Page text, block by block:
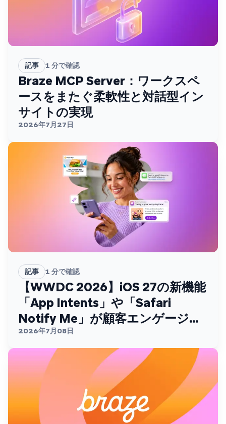
記事 1 分で確認
Braze MCP Server：ワークスペ
ースをまたぐ柔軟性と対話型イン
サイトの実現
2026年7月27日
記事 1 分で確認
【WWDC 2026】iOS 27の新機能
「App Intents」や「Safari
Notify Me」が顧客エンゲージメ
ントを変える
2026年7月08日